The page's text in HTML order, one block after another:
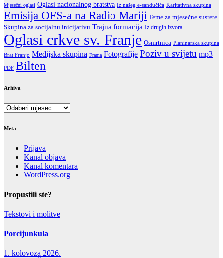
Mjesečni oglasi Oglasi nacionalnog bratstva Iz našeg e-sandučića Karitativna skupina
Emisija OFS-a na Radio Mariji Teme za mjesečne susrete
Skupina za socijalnu inicijativu Trajna formacija Iz drugih izvora
Oglasi crkve sv. Franje Osmrtnica Planinarska skupina
Brat Franjo Medijska skupina Frama Fotografije Poziv u svijetu mp3
PDF Bilten
Arhiva
Arhiva
Meta
Prijava
Kanal objava
Kanal komentara
WordPress.org
Propustili ste?
Tekstovi i molitve
Porcijunkula
1. kolovoza 2026.